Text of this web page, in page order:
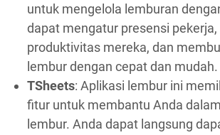
untuk mengelola lemburan
dapat mengatur presensi
produktivitas mereka, dan
lembur dengan cepat dan mudah.
TSheets: Aplikasi lembur ini
fitur untuk membantu Anda
lembur. Anda dapat langsung